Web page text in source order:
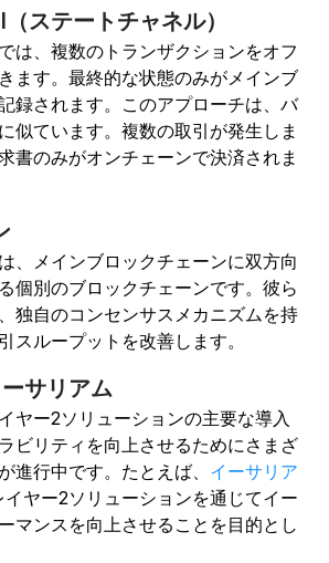
ステートチャネル）
は、複数のトランザクションをオフ
ます。最終的な状態のみがメインブ
録されます。このアプローチは、バ
似ています。複数の取引が発生しま
書のみがオンチェーンで決済されま
、メインブロックチェーンに双方向
個別のブロックチェーンです。彼ら
独自のコンセンサスメカニズムを持
スループットを改善します。
サリアム
ヤー2ソリューションの主要な導入
ビリティを向上させるためにさまざ
進行中です。たとえば、 イーサリア
イヤー2ソリューションを通じてイー
マンスを向上させることを目的とし